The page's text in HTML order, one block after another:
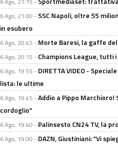
6 Ago, 21:00 - SSC Napoli, oltre 55
in esubero
6 Ago, 20:45 - Morte Baresi, la gaffe
6 Ago, 20:15 - Champions League,
6 Ago, 19:55 - DIRETTA VIDEO -
lista: le ultime
6 Ago, 19:45 -Addio a Pippo Marchioro!
cordoglio"
6 Ago, 19:40 - Palinsesto CN24 TV, la
6 Ago, 19:00 - DAZN, Giustiniani: "Vi